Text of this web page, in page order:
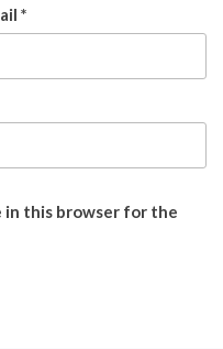
*
in this browser for the